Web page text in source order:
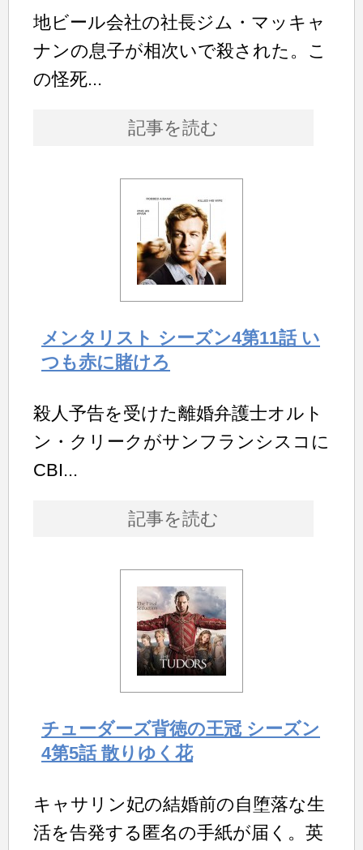
地ビール会社の社長ジム・マッキャ
ナンの息子が相次いで殺された。こ
の怪死...
記事を読む
メンタリスト シーズン4第11話 い
つも赤に賭けろ
殺人予告を受けた離婚弁護士オルト
ン・クリークがサンフランシスコに
CBI...
記事を読む
チューダーズ背徳の王冠 シーズン
4第5話 散りゆく花
キャサリン妃の結婚前の自堕落な生
活を告発する匿名の手紙が届く。英